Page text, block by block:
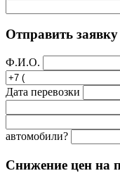
Отправить заявку
Ф.И.О.
Дата перевозки
автомобили?
Снижение цен на